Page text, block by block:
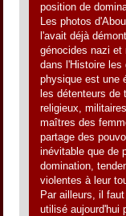
position de
Les photos
l'avait déjà
génocides nazi et
dans l'Histoire les
physique est une
les détenteurs de
religieux,
maîtres des
partage des
inévitable que de
domination,
violentes à leur
Par ailleurs, il
utilisé aujourd'hui